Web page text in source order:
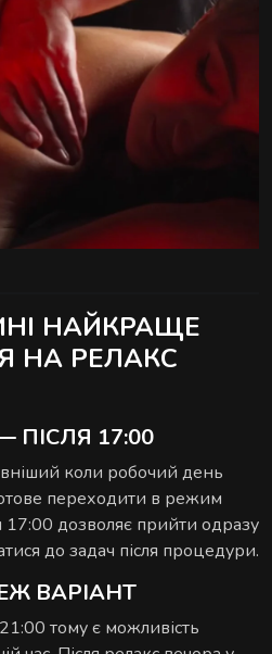
НАЙКРАЩЕ
НА РЕЛАКС
ПІСЛЯ 17:00
коли робочий день
переходити в режим
17:00 дозволяє прийти одразу
до задач після процедури.
ВАРІАНТ
тому є можливість